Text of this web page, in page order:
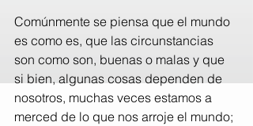
Comúnmente se piensa que el mundo
es como es, que las circunstancias
son como son, buenas o malas y que
si bien, algunas cosas dependen de
nosotros, muchas veces estamos a
merced de lo que nos arroje el mundo;